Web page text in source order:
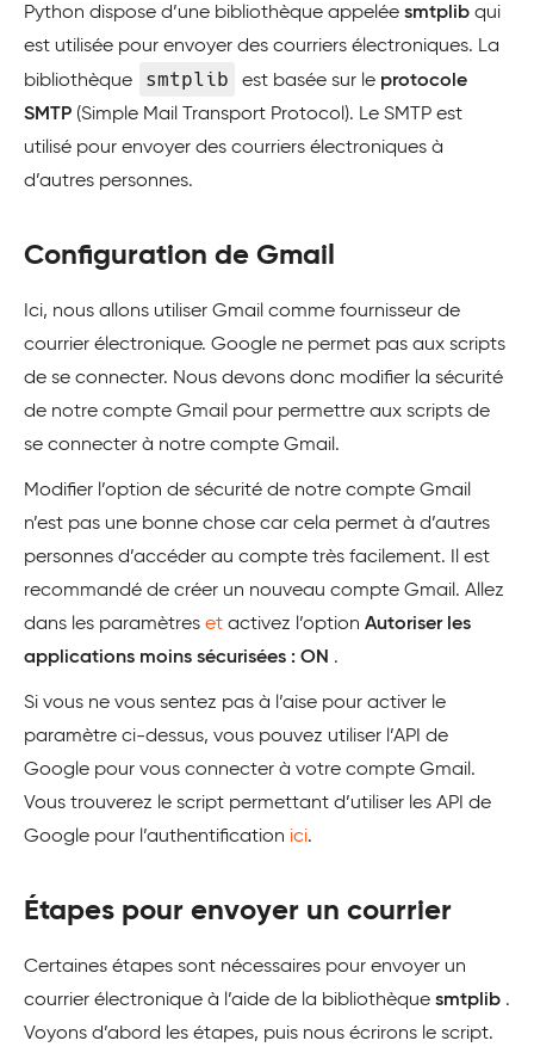
Python dispose d’une bibliothèque appelée smtplib qui
est utilisée pour envoyer des courriers électroniques. La
bibliothèque
smtplib est basée sur le protocole
SMTP (Simple Mail Transport Protocol). Le SMTP est
utilisé pour envoyer des courriers électroniques à
d’autres personnes.
Configuration de Gmail
Ici, nous allons utiliser Gmail comme fournisseur de
courrier électronique. Google ne permet pas aux scripts
de se connecter. Nous devons donc modifier la sécurité
de notre compte Gmail pour permettre aux scripts de
se connecter à notre compte Gmail.
Modifier l’option de sécurité de notre compte Gmail
n’est pas une bonne chose car cela permet à d’autres
personnes d’accéder au compte très facilement. Il est
recommandé de créer un nouveau compte Gmail. Allez
dans les paramètres et activez l’option Autoriser les
applications moins sécurisées : ON .
Si vous ne vous sentez pas à l’aise pour activer le
paramètre ci-dessus, vous pouvez utiliser l’API de
Google pour vous connecter à votre compte Gmail.
Vous trouverez le script permettant d’utiliser les API de
Google pour l’authentification ici.
Étapes pour envoyer un courrier
Certaines étapes sont nécessaires pour envoyer un
courrier électronique à l’aide de la bibliothèque smtplib .
Voyons d’abord les étapes, puis nous écrirons le script.